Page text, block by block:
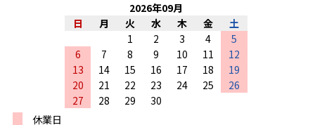
2026年09月
日
月 火 水 木 金
土
1
2 3 4
5
6
7 8 9 10 11
12
13
14 15 16 17 18
19
20
21 22 23 24 25
26
27
28 29
30
休業日